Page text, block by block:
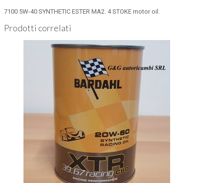
7100 5W-40 SYNTHETIC ESTER MA2. 4 STOKE motor oil.
Prodotti correlati